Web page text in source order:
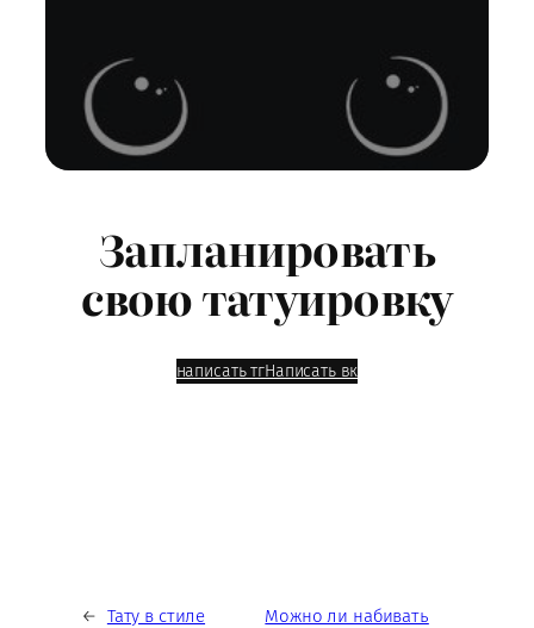
Запланировать
свою татуировку
написать тгНаписать вк
← Тату в стиле
Можно ли набивать